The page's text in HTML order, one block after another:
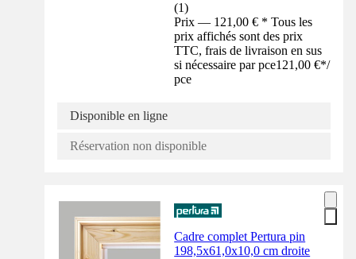
(1)
Prix — 121,00 € * Tous les
prix affichés sont des prix
TTC, frais de livraison en sus
si nécessaire par pce121,00 €*/
pce
Disponible en ligne
Réservation non disponible
Cadre complet Pertura pin
198,5x61,0x10,0 cm droite